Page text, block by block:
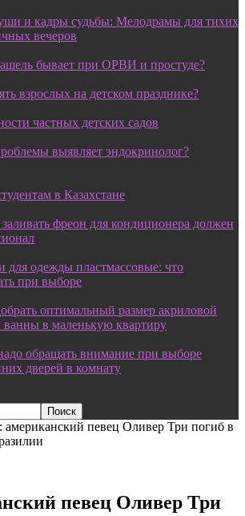
и кадры судьбы: Мелодрамы для тихих
вечеров
бывает при ОРВИ и простуде?
взрослых на детском празднике?
частных детских садов
выявляет эндокринолог?
в Казахстане
фреон для кондиционера должен
для одежды пластмассовые: что
при выборе
оптимальный размер акриловой
ванны в маленькую квартиру
обращать внимание при выборе
дверей в комнату
американский певец Оливер Три погиб в
певец Оливер Три